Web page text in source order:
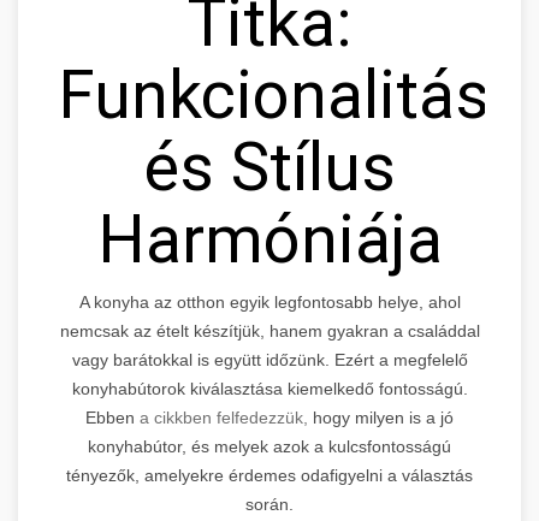
Titka:
Funkcionalitás
és Stílus
Harmóniája
A konyha az otthon egyik legfontosabb helye, ahol
nemcsak az ételt készítjük, hanem gyakran a családdal
vagy barátokkal is együtt időzünk. Ezért a megfelelő
konyhabútorok kiválasztása kiemelkedő fontosságú.
Ebben a cikkben felfedezzük, hogy milyen is a jó
konyhabútor, és melyek azok a kulcsfontosságú
tényezők, amelyekre érdemes odafigyelni a választás
során.